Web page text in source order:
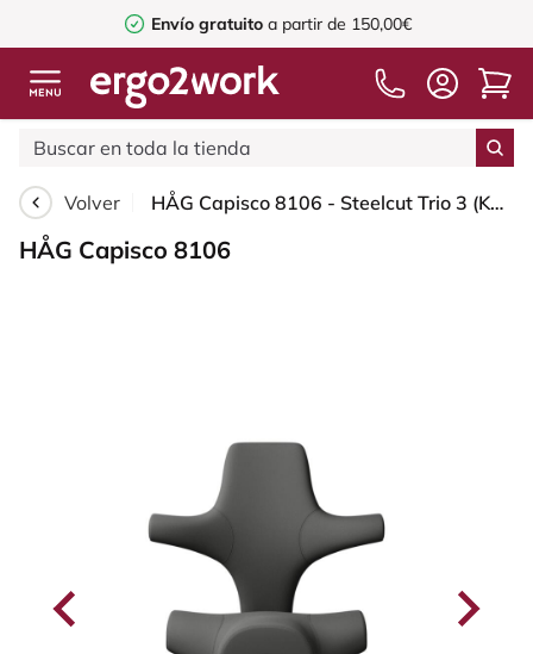
Envío gratuito a partir de 150,00€
Volver HÅG Capisco 8106 - Steelcut Trio 3 (Kvadrat) - Lana / Poliamida - STT383 - Charcoal - White - 150mm (seat height 40–55cm) - Soft castors for hard floors
HÅG Capisco 8106